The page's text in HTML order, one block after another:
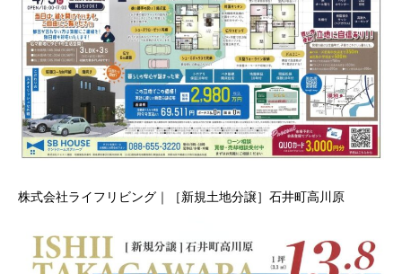
株式会社ライフリビング｜［新規土地分譲］石井町高川原